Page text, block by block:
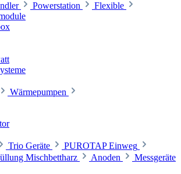
Powerstation
Flexible
Wärmepumpen
Trio Geräte
PUROTAP Einweg
Mischbettharz Anoden Messgeräte